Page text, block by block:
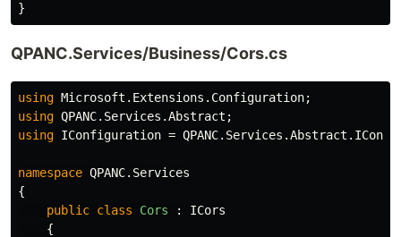
}
QPANC.Services/Business/Cors.cs
using Microsoft.Extensions.Configuration;
using QPANC.Services.Abstract ;
using IConfiguration = QPANC. Services .Abstract .
namespace QPANC.Services
{
public class Cors :
ICors
{